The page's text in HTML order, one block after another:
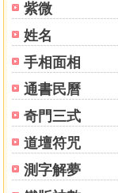
紫微
姓名
手相面相
通書民曆
奇門三式
道壇符咒
測字解夢
改變辦公桌位子
改裝門面使生意
改裝作業間的室
改變書房使成績
改裝書房使成績
改變粗暴個性的
第四章 家相的知識
選擇好的地相及